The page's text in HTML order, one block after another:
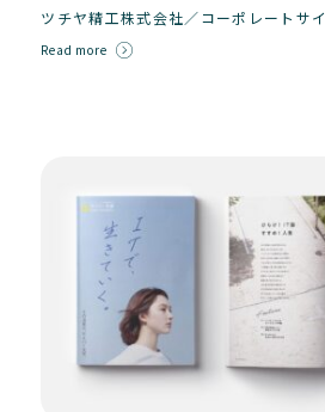
ツチヤ精工株式会社／コーポレートサ
Read more